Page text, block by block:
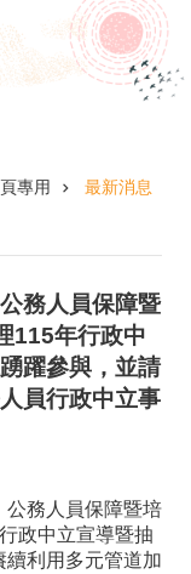
專用 最新消息
務人員保障暨
115年行政中
躍參與，並請
員行政中立事
公務人員保障暨培
政中立宣導暨抽
續利用多元管道加